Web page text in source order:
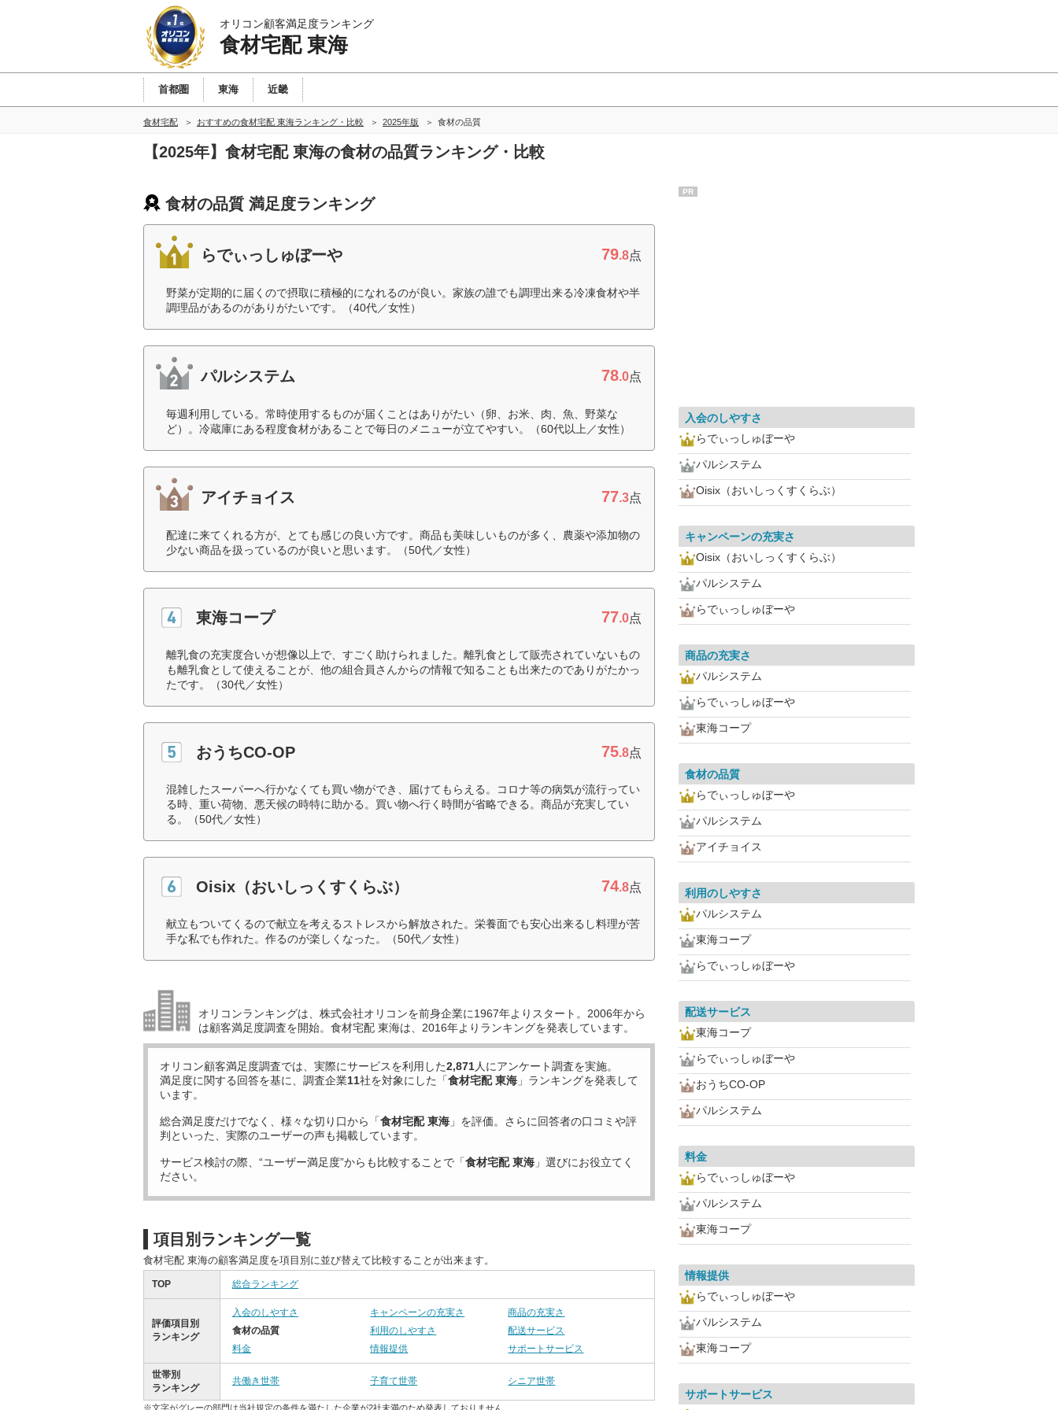
オリコン顧客満足度ランキング
食材宅配 東海
首都圏 東海 近畿
食材宅配 おすすめの食材宅配 東海ランキング・比較 2025年版 食材の品質
【2025年】食材宅配 東海の食材の品質ランキング・比較
食材の品質 満足度ランキング
らでぃっしゅぼーや 79.8点
野菜が定期的に届くので摂取に積極的になれるのが良い。家族の誰でも調理出来る冷凍食材や半
調理品があるのがありがたいです。（40代／女性）
パルシステム 78.0点
毎週利用している。常時使用するものが届くことはありがたい（卵、お米、肉、魚、野菜な
ど）。冷蔵庫にある程度食材があることで毎日のメニューが立てやすい。（60代以上／女性）
アイチョイス 77.3点
配達に来てくれる方が、とても感じの良い方です。商品も美味しいものが多く、農薬や添加物の
少ない商品を扱っているのが良いと思います。（50代／女性）
東海コープ 77.0点
離乳食の充実度合いが想像以上で、すごく助けられました。離乳食として販売されていないもの
も離乳食として使えることが、他の組合員さんからの情報で知ることも出来たのでありがたかっ
たです。（30代／女性）
おうちCO-OP 75.8点
混雑したスーパーへ行かなくても買い物ができ、届けてもらえる。コロナ等の病気が流行ってい
る時、重い荷物、悪天候の時特に助かる。買い物へ行く時間が省略できる。商品が充実してい
る。（50代／女性）
Oisix（おいしっくすくらぶ） 74.8点
献立もついてくるので献立を考えるストレスから解放された。栄養面でも安心出来るし料理が苦
手な私でも作れた。作るのが楽しくなった。（50代／女性）
オリコンランキングは、株式会社オリコンを前身企業に1967年よりスタート。2006年から
は顧客満足度調査を開始。食材宅配 東海は、2016年よりランキングを発表しています。
オリコン顧客満足度調査では、実際にサービスを利用した2,871人にアンケート調査を実施。
満足度に関する回答を基に、調査企業11社を対象にした「食材宅配 東海 」ランキングを発表して
います。
総合満足度だけでなく、様々な切り口から「食材宅配 東海 」を評価。さらに回答者の口コミや評
判といった、実際のユーザーの声も掲載しています。
サービス検討の際、“ユーザー満足度”からも比較することで「食材宅配 東海 」選びにお役立てく
ださい。
項目別ランキング一覧
食材宅配 東海の顧客満足度を項目別に並び替えて比較することが出来ます。
TOP 総合ランキング
評価項目別
ランキング
入会のしやすさ キャンペーンの充実さ
商品の充実さ
食材の品質
利用のしやすさ
配送サービス
料金
情報提供 サポートサービス
世帯別
ランキング
共働き世帯 子育て世帯 シニア世帯
※文字がグレーの部門は当社規定の条件を満たした企業が2社未満のため発表しておりません。
PR
入会のしやすさ
らでぃっしゅぼーや
パルシステム
Oisix（おいしっくすくらぶ）
キャンペーンの充実さ
Oisix（おいしっくすくらぶ）
パルシステム
らでぃっしゅぼーや
商品の充実さ
パルシステム
らでぃっしゅぼーや
東海コープ
食材の品質
らでぃっしゅぼーや
パルシステム
アイチョイス
利用のしやすさ
パルシステム
東海コープ
らでぃっしゅぼーや
配送サービス
東海コープ
らでぃっしゅぼーや
おうちCO-OP
パルシステム
料金
らでぃっしゅぼーや
パルシステム
東海コープ
情報提供
らでぃっしゅぼーや
パルシステム
東海コープ
サポートサービス